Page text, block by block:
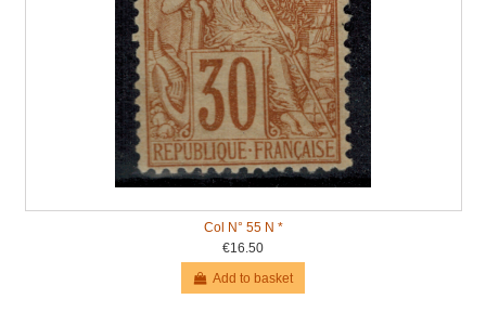
Col N° 55 N *
€16.50
Add to basket